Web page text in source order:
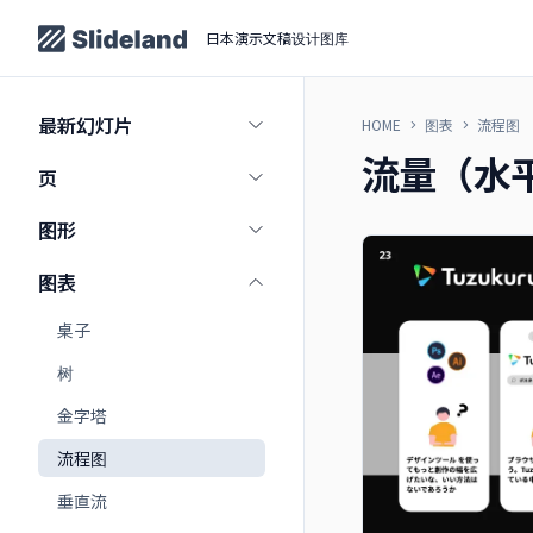
日本演示文稿设计图库
最新幻灯片
页
图形
图表
桌子
树
金字塔
流程图
垂直流
HOME 图表 流程图
流量（水